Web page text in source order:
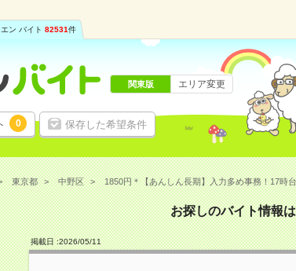
エン バイト 82531件
0 保存した希望条件
関東版 エリア変更
東京都 中野区 1850円＊【あんしん長期】入力多め事務！17時
お探しのバイト情報
掲載日 :2026/05/11